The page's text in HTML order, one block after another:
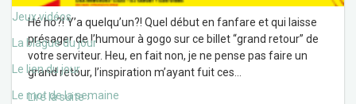
Jeux vidéos
La blague du jour
Le lien du jour
Le mot de la semaine
Hé ho?! Y’a quelqu’un?! Quel début en fanfare et qui laisse
présager de l’humour à gogo sur ce billet “grand retour” de
votre serviteur. Heu, en fait non, je ne pense pas faire un
grand retour, l’inspiration m’ayant fuit ces
Lire la suite ›